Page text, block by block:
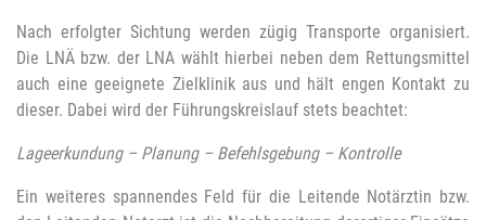
Nach erfolgter Sichtung werden zügig Transporte organisiert.
Die LNÄ bzw. der LNA wählt hierbei neben dem Rettungsmittel
auch eine geeignete Zielklinik aus und hält engen Kontakt zu
dieser. Dabei wird der Führungskreislauf stets beachtet:
Lageerkundung – Planung – Befehlsgebung – Kontrolle
Ein weiteres spannendes Feld für die Leitende Notärztin bzw.